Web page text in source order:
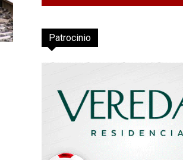
Patrocinio